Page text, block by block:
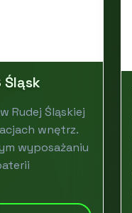
Śląsk
Rudej Śląskiej
wnętrz.
wyposażaniu